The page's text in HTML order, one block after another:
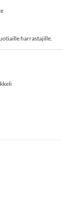
harrastajille.